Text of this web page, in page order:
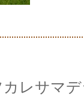
レサマ